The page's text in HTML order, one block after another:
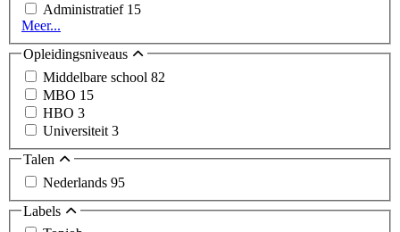
Administratief 15
Meer...
Opleidingsniveaus
Middelbare school 82
MBO 15
HBO 3
Universiteit 3
Talen
Nederlands 95
Labels